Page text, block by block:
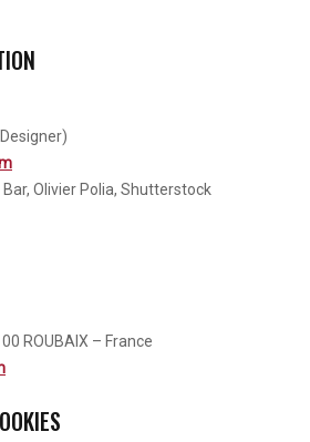
Olivier Polia, Shutterstock
ROUBAIX – France